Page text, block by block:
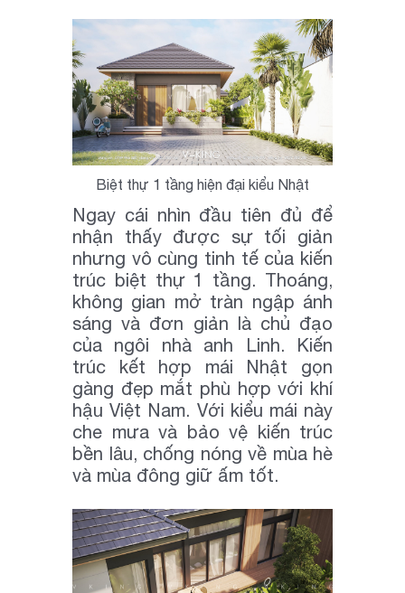
Biệt thự 1 tầng hiện đại kiểu Nhật
Ngay cái nhìn đầu tiên đủ để
nhận thấy được sự tối giản
nhưng vô cùng tinh tế của kiến
trúc biệt thự 1 tầng. Thoáng,
không gian mở tràn ngập ánh
sáng và đơn giản là chủ đạo
của ngôi nhà anh Linh. Kiến
trúc kết hợp mái Nhật gọn
gàng đẹp mắt phù hợp với khí
hậu Việt Nam. Với kiểu mái này
che mưa và bảo vệ kiến trúc
bền lâu, chống nóng về mùa hè
và mùa đông giữ ấm tốt.